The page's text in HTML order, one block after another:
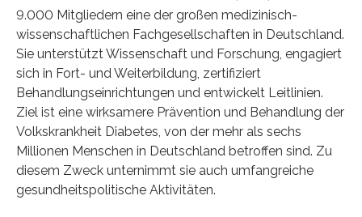
9.000 Mitgliedern eine der großen medizinisch-
wissenschaftlichen Fachgesellschaften in Deutschland.
Sie unterstützt Wissenschaft und Forschung, engagiert
sich in Fort- und Weiterbildung, zertifiziert
Behandlungseinrichtungen und entwickelt Leitlinien.
Ziel ist eine wirksamere Prävention und Behandlung der
Volkskrankheit Diabetes, von der mehr als sechs
Millionen Menschen in Deutschland betroffen sind. Zu
diesem Zweck unternimmt sie auch umfangreiche
gesundheitspolitische Aktivitäten.